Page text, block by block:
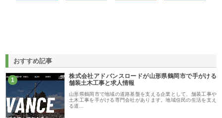
おすすめ記事
1
株式会社アドバンスロードが山形県鶴岡市で手がける
舗装土木工事と求人情報
山形県鶴岡市で地域の道路基盤を支える企業として、舗装工事や
土木工事を手がける専門会社があります。地域住民の生活を支え
る道…